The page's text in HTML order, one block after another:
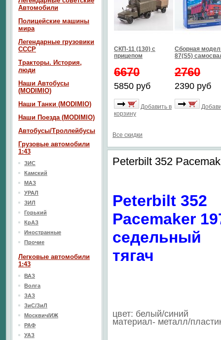
СКП-11 (130) с
прицепом
6670
5850 руб
Добавить в
корзину
Сборная
87(S5)
2760
2390 руб
Все скидки
Peterbilt 352
Peterbilt 352
Pacemaker
седельный
тягач
цвет: белый/синий
материал- металл/
Автомобили
Полицейские машины
мира
Легендарные грузовики
СССР
Тракторы. История,
люди
Наши Автобусы
(MODIMIO)
Наши Танки (MODIMIO)
Наши Поезда (MODIMIO)
Автобусы/Троллейбусы
Грузовые автомобили
1:43
ЗИС
Камский
МАЗ
УРАЛ
ЗИЛ
Горький
КрАЗ
Иностранные
Прочие
Легковые автомобили
1:43
ВАЗ
Волга
ЗАЗ
ЗиС/ЗиЛ
Москвич/ИЖ
РАФ
УАЗ